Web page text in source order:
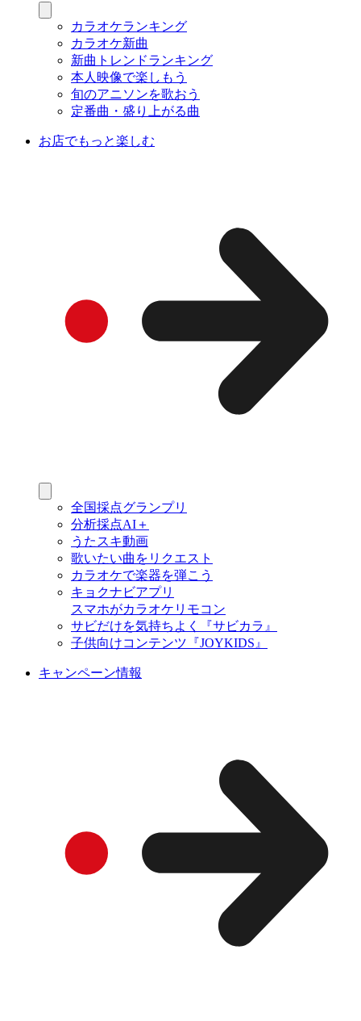
カラオケランキング
カラオケ新曲
新曲トレンドランキング
本人映像で楽しもう
旬のアニソンを歌おう
定番曲・盛り上がる曲
お店でもっと楽しむ
全国採点グランプリ
分析採点AI＋
うたスキ動画
歌いたい曲をリクエスト
カラオケで楽器を弾こう
キョクナビアプリ
スマホがカラオケリモコン
サビだけを気持ちよく『サビカラ』
子供向けコンテンツ『JOYKIDS』
キャンペーン情報